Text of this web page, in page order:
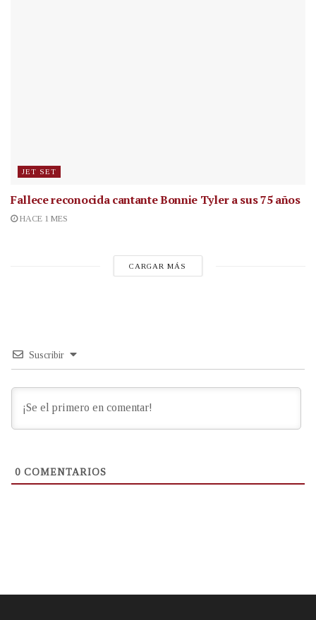
JET SET
Fallece reconocida cantanteBonnie Tyler a sus 75 años
HACE 1 MES
CARGAR MÁS
Suscribir
0 COMENTARIOS